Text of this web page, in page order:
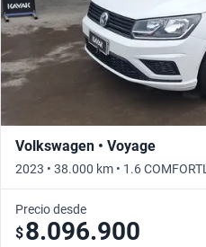
Volkswagen • Voyage
2023 • 38.000 km • 1.6
Precio desde
$8.096.900